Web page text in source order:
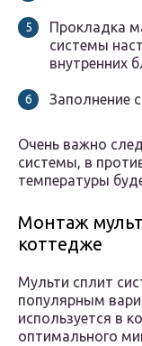
Прокладка
системы
внутренних
Заполнение
Очень важно
системы, в
температуры
Монтаж
коттедже
Мульти сплит
популярным
используется в
оптимального